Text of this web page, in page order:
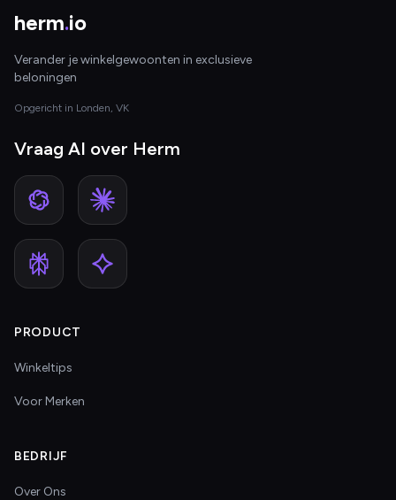
herm.io
Verander je winkelgewoonten in exclusieve
beloningen
Opgericht in Londen, VK
Vraag AI over Herm
PRODUCT
Winkeltips
Voor Merken
BEDRIJF
Over Ons